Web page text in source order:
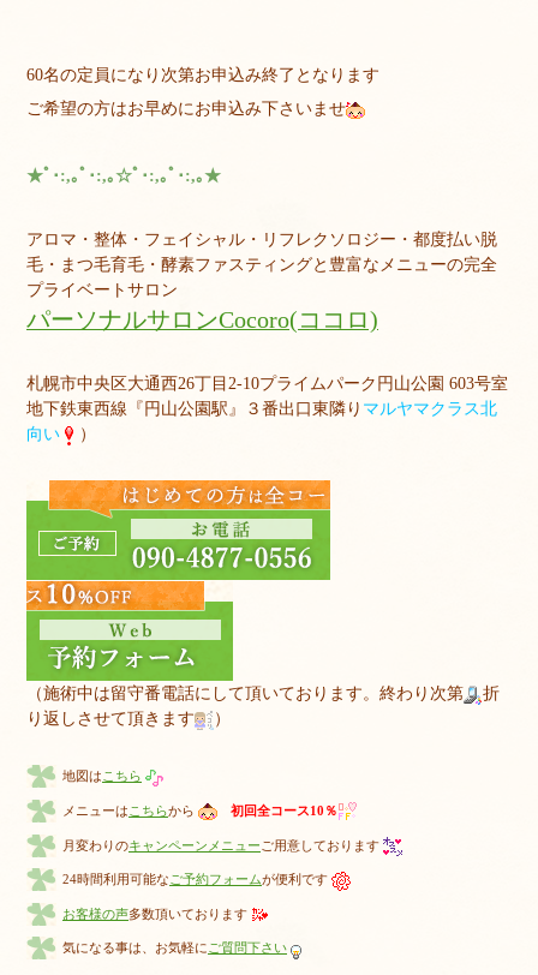
60名の定員になり次第お申込み終了となります
ご希望の方はお早めにお申込み下さいませ
★ﾟ･:,｡ﾟ･:,｡☆ﾟ･:,｡ﾟ･:,｡★
アロマ・整体・フェイシャル・リフレクソロジー・都度払い脱
毛・まつ毛育毛・酵素ファスティングと豊富なメニューの完全
プライベートサロン
パーソナルサロンCocoro(ココロ)
札幌市中央区大通西26丁目2-10プライムパーク円山公園 603号室
地下鉄東西線『円山公園駅』３番出口東隣り マルヤマクラス北
向い
）
（施術中は留守番電話にして頂いております。終わり次第
折
り返しさせて頂きます
）
地図はこちら
メニューは こちらから 初回全コース10％
月変わりのキャンペーンメニュー ご用意しております
24時間利用可能な ご予約フォームが便利です
お客様の声多数頂いております
気になる事は、お気軽にご質問下さい